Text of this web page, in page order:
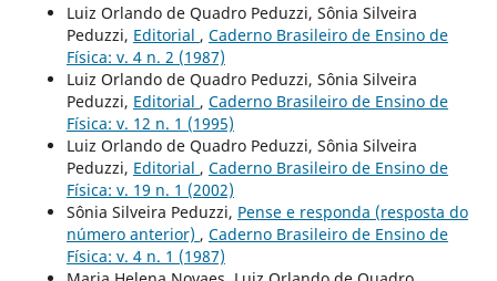
Luiz Orlando de Quadro Peduzzi, Sônia Silveira
Peduzzi, Editorial , Caderno Brasileiro de Ensino de
Física: v. 4 n. 2 (1987)
Luiz Orlando de Quadro Peduzzi, Sônia Silveira
Peduzzi, Editorial , Caderno Brasileiro de Ensino de
Física: v. 12 n. 1 (1995)
Luiz Orlando de Quadro Peduzzi, Sônia Silveira
Peduzzi, Editorial , Caderno Brasileiro de Ensino de
Física: v. 19 n. 1 (2002)
Sônia Silveira Peduzzi, Pense e responda (resposta do
número anterior) , Caderno Brasileiro de Ensino de
Física: v. 4 n. 1 (1987)